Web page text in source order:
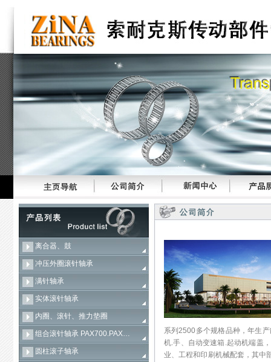
离合器、鼓
冲压外圈滚针轴承
满针轴承
实体滚针轴承
内圈、滚针、推力垫圈
组合滚针轴承 PAX700.PAX…
圆柱滚子轴承
系列2500多个规格品种，年生
机.手、自动变速箱.起动机端盖
业、工程和印刷机械配套，其中